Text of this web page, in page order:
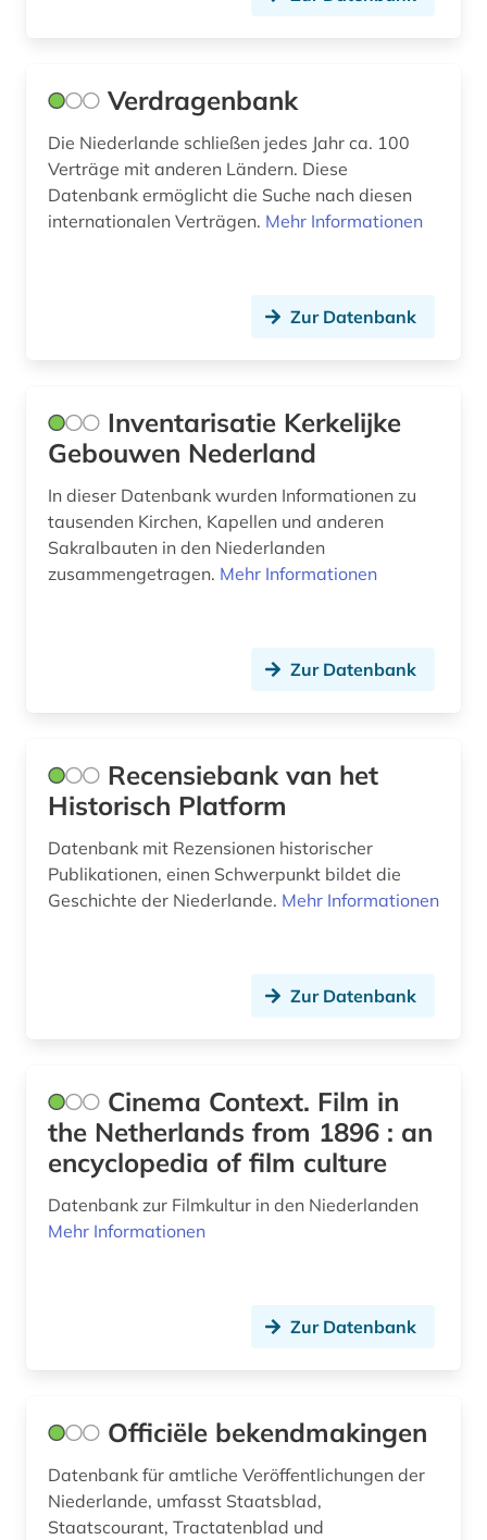
Verdragenbank
Die Niederlande schließen jedes Jahr ca. 100
Verträge mit anderen Ländern. Diese
Datenbank ermöglicht die Suche nach diesen
internationalen Verträgen. Mehr Informationen
Zur Datenbank
Inventarisatie Kerkelijke
Gebouwen Nederland
In dieser Datenbank wurden Informationen zu
tausenden Kirchen, Kapellen und anderen
Sakralbauten in den Niederlanden
zusammengetragen. Mehr Informationen
Zur Datenbank
Recensiebank van het
Historisch Platform
Datenbank mit Rezensionen historischer
Publikationen, einen Schwerpunkt bildet die
Geschichte der Niederlande. Mehr Informationen
Zur Datenbank
Cinema Context. Film in
the Netherlands from 1896 : an
encyclopedia of film culture
Datenbank zur Filmkultur in den Niederlanden
Mehr Informationen
Zur Datenbank
Officiële bekendmakingen
Datenbank für amtliche Veröffentlichungen der
Niederlande, umfasst Staatsblad,
Staatscourant, Tractatenblad und